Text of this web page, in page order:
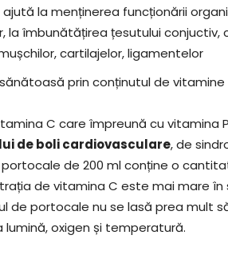
ajută la menținerea funcționării
la îmbunătățirea țesutului
cartilajelor, ligamentelor
prin conținutul de vitamine
C care împreună cu vitamina
de boli cardiovasculare, de
de 200 ml conține o
de vitamina C este mai mare
de portocale nu se lasă prea mult
lumină, oxigen și temperatură.